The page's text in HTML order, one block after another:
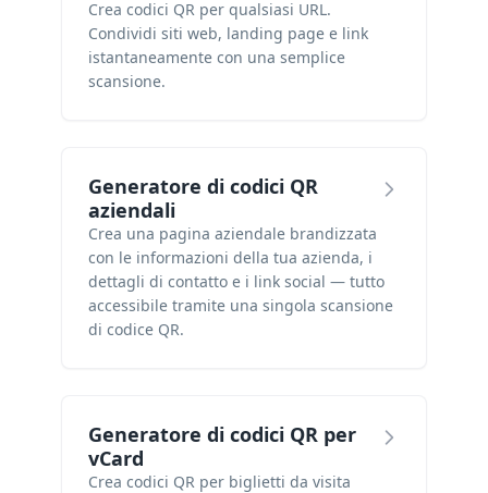
Crea codici QR per qualsiasi URL.
Condividi siti web, landing page e link
istantaneamente con una semplice
scansione.
Generatore di codici QR
aziendali
Crea una pagina aziendale brandizzata
con le informazioni della tua azienda, i
dettagli di contatto e i link social — tutto
accessibile tramite una singola scansione
di codice QR.
Generatore di codici QR per
vCard
Crea codici QR per biglietti da visita